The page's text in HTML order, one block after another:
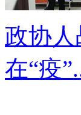
政协人
在“疫